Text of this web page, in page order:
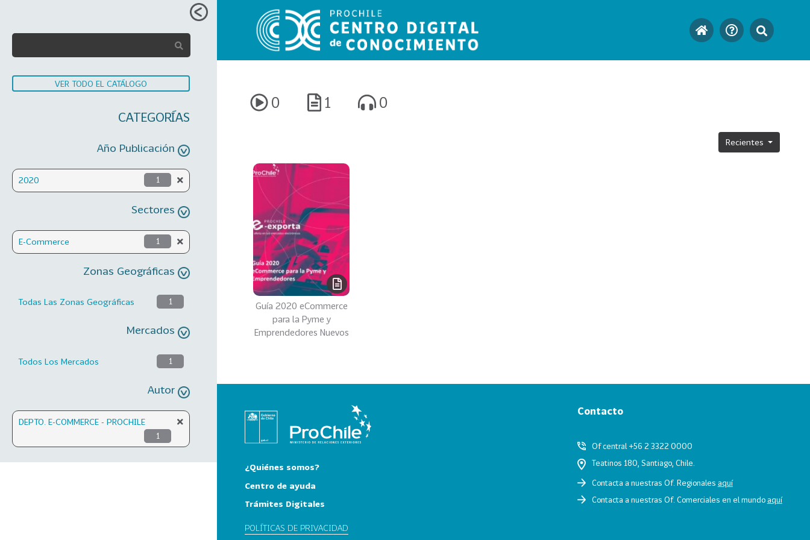
VER TODO EL CATÁLOGO
CATEGORÍAS
Año Publicación
2020 1
Sectores
E-Commerce 1
Zonas Geográficas
Todas Las Zonas Geográficas 1
Mercados
Todos Los Mercados 1
Autor
DEPTO. E-COMMERCE - PROCHILE
1
0 1 0
Recientes
Guía 2020 eCommerce
para la Pyme y
Emprendedores Nuevos
¿Quiénes somos?
Centro de ayuda
Trámites Digitales
POLÍTICAS DE PRIVACIDAD
Contacto
Of central +56 2 3322 0000
Teatinos 180, Santiago, Chile.
Contacta a nuestras Of. Regionales aquí
Contacta a nuestras Of. Comerciales en el mundoaquí